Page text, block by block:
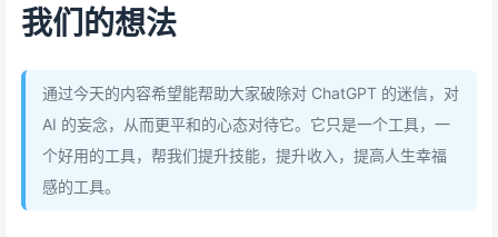
我们的想法
通过今天的内容希望能帮助大家破除对 ChatGPT 的迷信，对
AI 的妄念，从而更平和的心态对待它。它只是一个工具，一
个好用的工具，帮我们提升技能，提升收入，提高人生幸福
感的工具。